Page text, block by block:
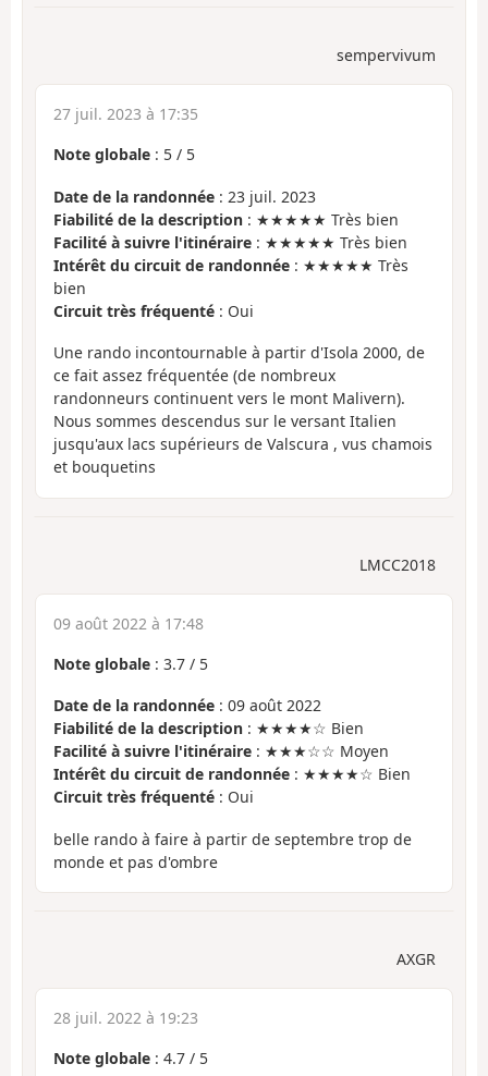
sempervivum
27 juil. 2023 à 17:35
Note globale : 5 / 5
Date de la randonnée : 23 juil. 2023
Fiabilité de la description : ★★★★★ Très bien
Facilité à suivre l'itinéraire : ★★★★★ Très bien
Intérêt du circuit de randonnée : ★★★★★ Très
bien
Circuit très fréquenté : Oui
Une rando incontournable à partir d'Isola 2000, de
ce fait assez fréquentée (de nombreux
randonneurs continuent vers le mont Malivern).
Nous sommes descendus sur le versant Italien
jusqu'aux lacs supérieurs de Valscura , vus chamois
et bouquetins
LMCC2018
09 août 2022 à 17:48
Note globale : 3.7 / 5
Date de la randonnée : 09 août 2022
Fiabilité de la description : ★★★★☆ Bien
Facilité à suivre l'itinéraire : ★★★☆☆ Moyen
Intérêt du circuit de randonnée : ★★★★☆ Bien
Circuit très fréquenté : Oui
belle rando à faire à partir de septembre trop de
monde et pas d'ombre
AXGR
28 juil. 2022 à 19:23
Note globale : 4.7 / 5